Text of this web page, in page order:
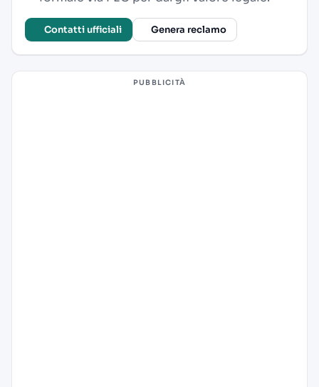
Contatti ufficiali Genera reclamo
PUBBLICITÀ